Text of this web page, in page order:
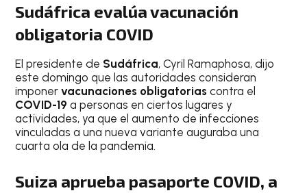
Sudáfrica evalúa vacunación
obligatoria COVID
El presidente de Sudáfrica, Cyril Ramaphosa, dijo
este domingo que las autoridades consideran
imponervacunaciones obligatoriascontra el
COVID-19a personas en ciertos lugares y
actividades, ya que el aumento de infecciones
vinculadas a una nueva variante auguraba una
cuarta ola de la pandemia.
Suiza aprueba pasaporte COVID, a